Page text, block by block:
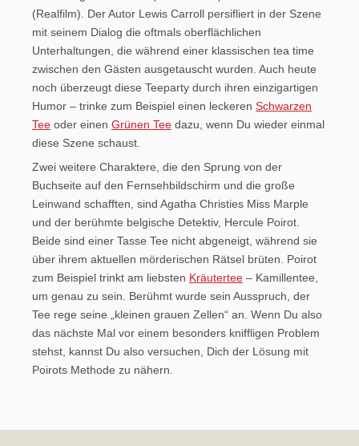
(Realfilm). Der Autor Lewis Carroll persifliert in der Szene
mit seinem Dialog die oftmals oberflächlichen
Unterhaltungen, die während einer klassischen tea time
zwischen den Gästen ausgetauscht wurden. Auch heute
noch überzeugt diese Teeparty durch ihren einzigartigen
Humor – trinke zum Beispiel einen leckeren Schwarzen
Tee oder einen Grünen Tee dazu, wenn Du wieder einmal
diese Szene schaust.
Zwei weitere Charaktere, die den Sprung von der
Buchseite auf den Fernsehbildschirm und die große
Leinwand schafften, sind Agatha Christies Miss Marple
und der berühmte belgische Detektiv, Hercule Poirot.
Beide sind einer Tasse Tee nicht abgeneigt, während sie
über ihrem aktuellen mörderischen Rätsel brüten. Poirot
zum Beispiel trinkt am liebsten Kräutertee – Kamillentee,
um genau zu sein. Berühmt wurde sein Ausspruch, der
Tee rege seine „kleinen grauen Zellen“ an. Wenn Du also
das nächste Mal vor einem besonders kniffligen Problem
stehst, kannst Du also versuchen, Dich der Lösung mit
Poirots Methode zu nähern.